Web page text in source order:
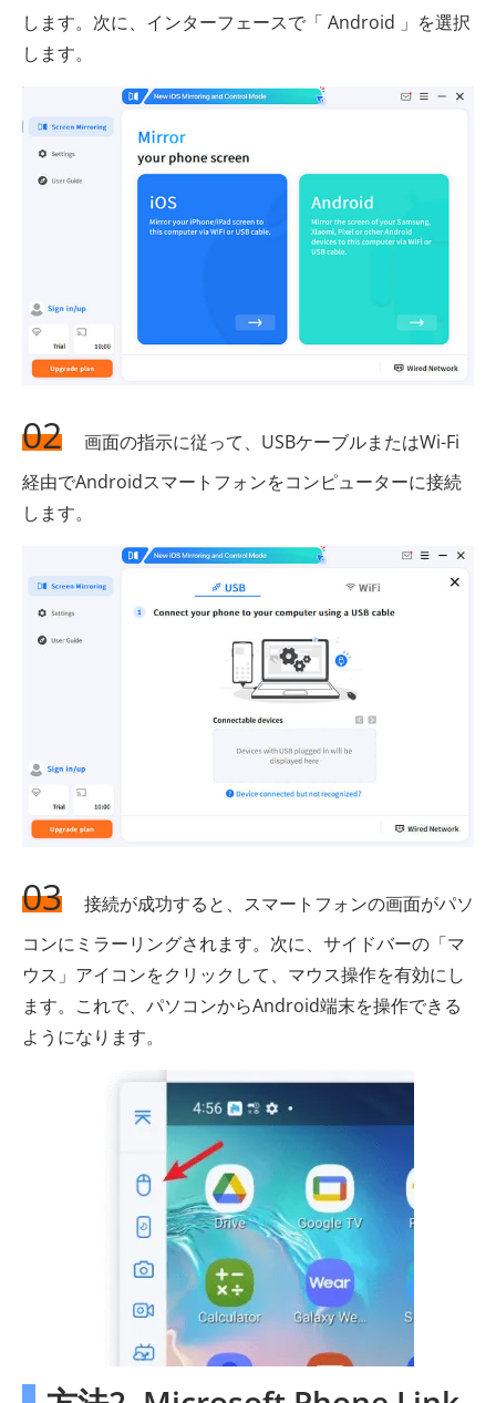
します。次に、インターフェースで「 Android 」を選択
します。
02
画面の指示に従って、USBケーブルまたはWi-Fi
経由でAndroidスマートフォンをコンピューターに接続
します。
03
接続が成功すると、スマートフォンの画面がパソ
コンにミラーリングされます。次に、サイドバーの「マ
ウス」アイコンをクリックして、マウス操作を有効にし
ます。これで、パソコンからAndroid端末を操作できる
ようになります。